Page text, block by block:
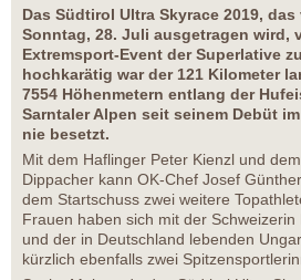
Das Südtirol Ultra Skyrace 2019,
Sonntag, 28. Juli ausgetragen wird,
Extremsport-Event der Superlative
hochkarätig war der 121 Kilometer
7554 Höhenmetern entlang der
Sarntaler Alpen seit seinem Debüt
nie besetzt.
Mit dem Haflinger Peter Kienzl und
Dippacher kann OK-Chef Josef
dem Startschuss zwei weitere
Frauen haben sich mit der
und der in Deutschland lebenden
kürzlich ebenfalls zwei